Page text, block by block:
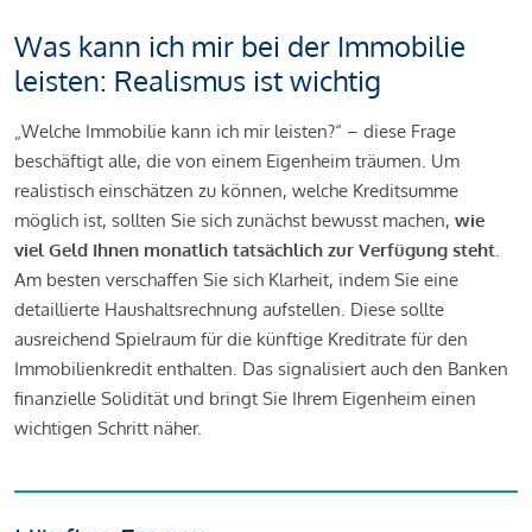
Was kann ich mir bei der Immobilie
leisten: Realismus ist wichtig
„Welche Immobilie kann ich mir leisten?“ – diese Frage
beschäftigt alle, die von einem Eigenheim träumen. Um
realistisch einschätzen zu können, welche Kreditsumme
möglich ist, sollten Sie sich zunächst bewusst machen, wie
viel Geld Ihnen monatlich tatsächlich zur Verfügung steht.
Am besten verschaffen Sie sich Klarheit, indem Sie eine
detaillierte Haushaltsrechnung aufstellen. Diese sollte
ausreichend Spielraum für die künftige Kreditrate für den
Immobilienkredit enthalten. Das signalisiert auch den Banken
finanzielle Solidität und bringt Sie Ihrem Eigenheim einen
wichtigen Schritt näher.